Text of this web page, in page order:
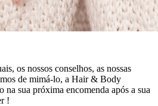
os nossos conselhos, as nossas
de mimá-lo, a Hair & Body
na sua próxima encomenda após a sua
!